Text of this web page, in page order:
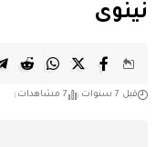
نينوى
قبل 7 سنوات 7 مشاهدات